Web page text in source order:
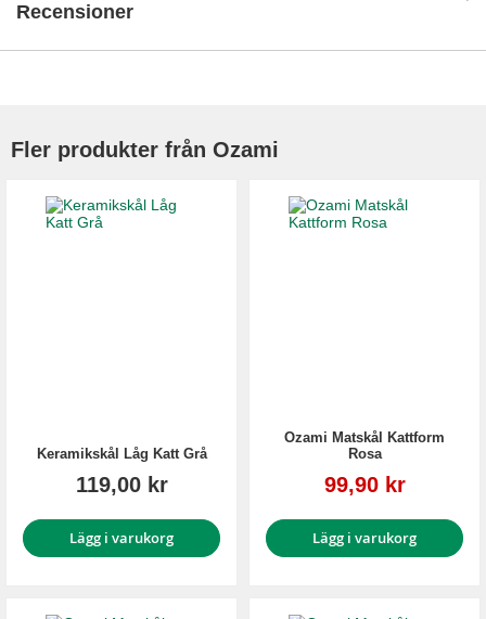
Recensioner
Fler produkter från Ozami
Keramikskål Låg Katt Grå
119,00 kr
Lägg i varukorg
Ozami Matskål Kattform
Rosa
Reapris
99,90 kr
Lägg i varukorg